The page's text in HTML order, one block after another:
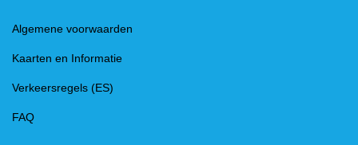
Algemene voorwaarden
Kaarten en Informatie
Verkeersregels (ES)
FAQ